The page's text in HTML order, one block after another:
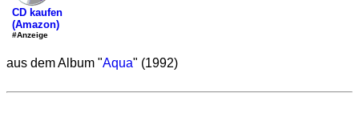
CD kaufen
(Amazon)
#Anzeige
aus dem Album "Aqua" (1992)